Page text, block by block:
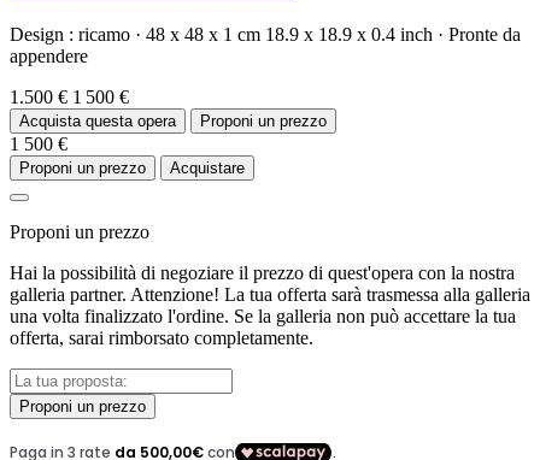
Design : ricamo · 48 x 48 x 1 cm 18.9 x 18.9 x 0.4 inch · Pronte da
appendere
1.500 € 1 500 €
Acquista questa opera Proponi un prezzo
1 500 €
Proponi un prezzo Acquistare
Proponi un prezzo
Hai la possibilità di negoziare il prezzo di quest'opera con la nostra
galleria partner. Attenzione! La tua offerta sarà trasmessa alla galleria
una volta finalizzato l'ordine. Se la galleria non può accettare la tua
offerta, sarai rimborsato completamente.
Proponi un prezzo